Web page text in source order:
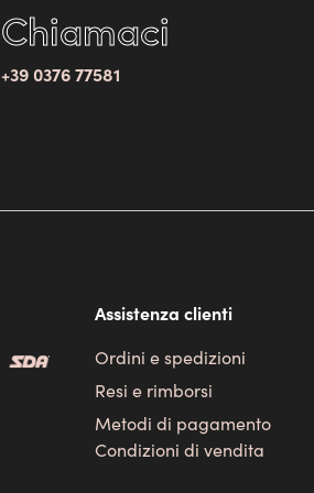
Chiamaci
+39 0376 77581
Assistenza clienti
Ordini e spedizioni
Resi e rimborsi
Metodi di pagamento
Condizioni di vendita